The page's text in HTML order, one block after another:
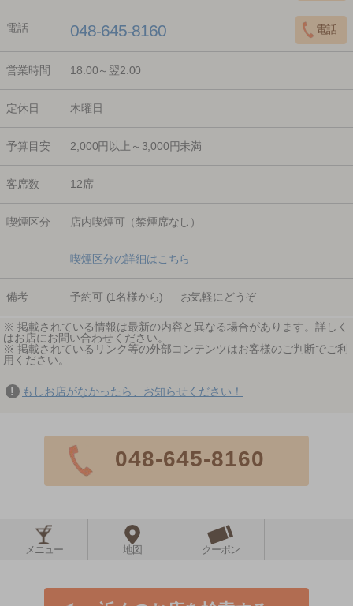
電話 048-645-8160
営業時間 18:00～翌2:00
定休日 木曜日
予算目安 2,000円以上～3,000円未満
客席数 12席
喫煙区分 店内喫煙可（禁煙席なし）
喫煙区分の詳細はこちら
備考 予約可 (1名様から) お気軽にどうぞ
※ 掲載されている情報は最新の内容と異なる場合があります。詳しく
はお店にお問い合わせください。
※ 掲載されているリンク等の外部コンテンツはお客様のご判断でご利
用ください。
もしお店がなかったら、お知らせください！
048-645-8160
メニュー 地図 クーポン